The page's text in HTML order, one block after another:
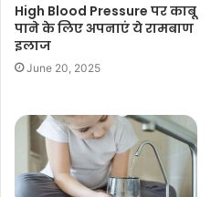
High Blood Pressure पर काबू
पाने के लिए अपनाएं ये रामबाण
इलाज
June 20, 2025